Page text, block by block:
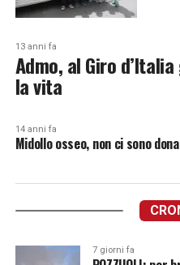
13 anni fa
Admo, al Giro
la vita
14 anni fa
Midollo osseo, non ci sono
7 giorni fa